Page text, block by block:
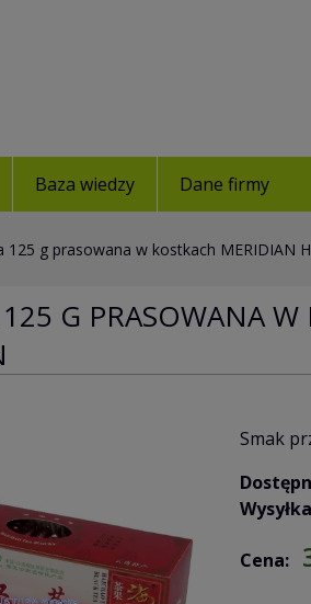
Baza wiedzy Dane firmy
125 g prasowana w kostkach MERIDIAN
G PRASOWANA
Smak
Cena: